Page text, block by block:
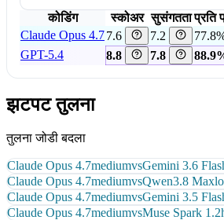
कोडिंग स्कोअर सुसंगतताप्रति
Claude Opus 4.77.6 7.2
GPT-5.4
8.8 7.8
झटपट तुलना
तुलना जोडी बदला
Claude Opus 4.7mediumvsGemini 3.6
Claude Opus 4.7mediumvsQwen3.8 Max
Claude Opus 4.7mediumvsGemini 3.5
Claude Opus 4.7mediumvsMuse Spark 1.2